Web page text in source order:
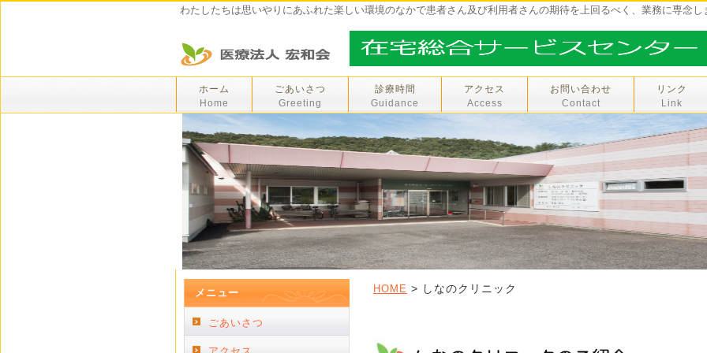
わたしたちは思いやりにあふれた楽しい環境のなかで患者さん及び利用者さんの期待を上回るべく、業務に専念し
ホーム
Home
ごあいさつ
Greeting
診療時間
Guidance
アクセス
Access
お問い合わせ
Contact
リンク
Link
HOME > しなのクリニック
メニュー
ごあいさつ